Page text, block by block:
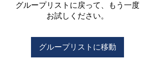
グループリストに戻って、もう一度
お試しください。
グループリストに移動